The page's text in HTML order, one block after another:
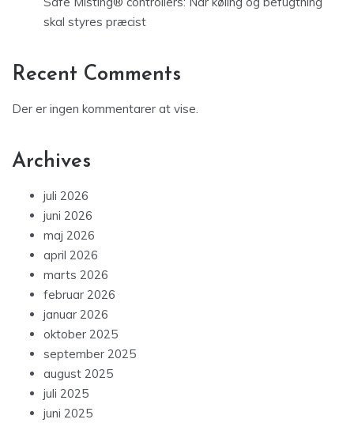
skal styres præcist
Recent Comments
Der er ingen kommentarer at vise.
Archives
juli 2026
juni 2026
maj 2026
april 2026
marts 2026
februar 2026
januar 2026
oktober 2025
september 2025
august 2025
juli 2025
juni 2025